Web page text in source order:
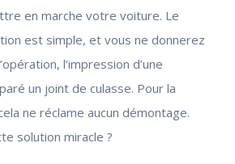
en marche votre voiture. Le
est simple, et vous ne donnerez
l’impression d’une
un joint de culasse. Pour la
ne réclame aucun démontage.
solution miracle ?